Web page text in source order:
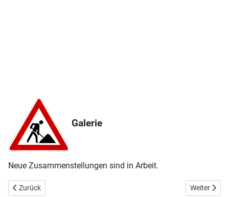
Galerie
Neue Zusammenstellungen sind in Arbeit.
Vorheriger Beitrag: VIDEOS
Zurück Nächster
Weiter